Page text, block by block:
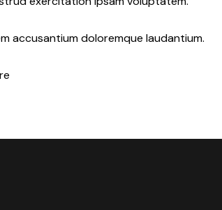
accusantium doloremque laudantium.